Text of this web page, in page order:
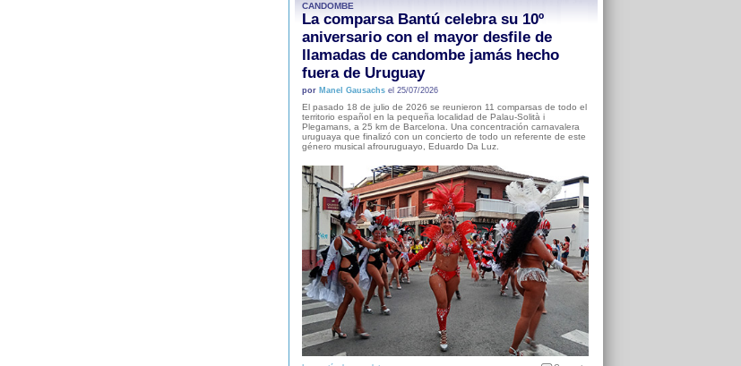
CANDOMBE
La comparsa Bantú celebra su 10º
aniversario con el mayor desfile de
llamadas de candombe jamás hecho
fuera de Uruguay
por Manel Gausachsel 25/07/2026
El pasado 18 de julio de 2026 se reunieron 11 comparsas de todo el
territorio español en la pequeña localidad de Palau-Solità i
Plegamans, a 25 km de Barcelona. Una concentración carnavalera
uruguaya que finalizó con un concierto de todo un referente de este
género musical afrouruguayo, Eduardo Da Luz.